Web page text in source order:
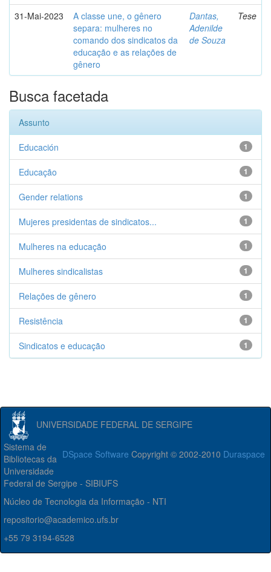
31-Mai-2023
A classe une, o gênero
separa: mulheres no
comando dos sindicatos da
educação e as relações de
gênero
Dantas,
Adenilde
de Souza
Tese
Busca facetada
Assunto
1
Educación
1
Educação
1
Gender relations
1
Mujeres presidentas de sindicatos...
1
Mulheres na educação
1
Mulheres sindicalistas
1
Relações de gênero
1
Resistência
1
Sindicatos e educação
UNIVERSIDADE FEDERAL DE SERGIPE
DSpace Software Copyright © 2002-2010 Duraspace
Sistema de
Bibliotecas da
Universidade
Federal de Sergipe - SIBIUFS
Núcleo de Tecnologia da Informação - NTI
repositorio@academico.ufs.br
+55 79 3194-6528